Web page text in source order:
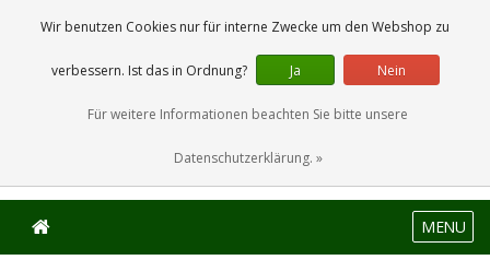
0 Artikel
MENU
Wir benutzen Cookies nur für interne Zwecke um den Webshop zu
verbessern. Ist das in Ordnung? Ja Nein
Für weitere Informationen beachten Sie bitte unsere
Datenschutzerklärung. »